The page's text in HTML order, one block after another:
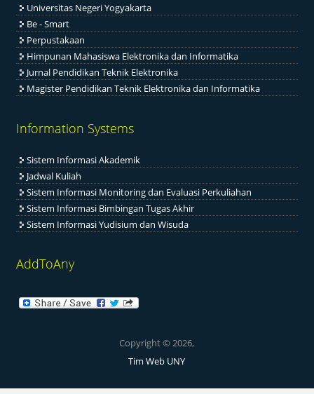
Universitas Negeri Yogyakarta
Be - Smart
Perpustakaan
Himpunan Mahasiswa Elektronika dan Informatika
Jurnal Pendidikan Teknik Elektronika
Magister Pendidikan Teknik Elektronika dan Informatika
Information Systems
Sistem Informasi Akademik
Jadwal Kuliah
Sistem Informasi Monitoring dan Evaluasi Perkuliahan
Sistem Informasi Bimbingan Tugas Akhir
Sistem Informasi Yudisium dan Wisuda
AddToAny
Copyright © 2026,
Tim Web UNY